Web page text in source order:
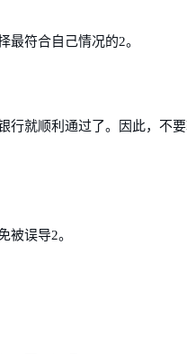
符合自己情况的2。
行就顺利通过了。因此，不
被误导2。